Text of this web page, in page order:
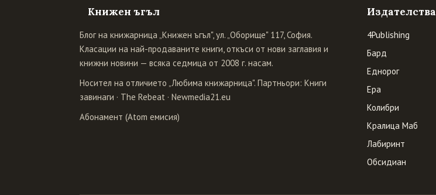
Книжен ъгъл
Блог на книжарница „Книжен ъгъл", ул. „Оборище" 117, София.
Класации на най-продаваните книги, откъси от нови заглавия и
книжни новини — всяка седмица от 2008 г. насам.
Носител на отличието „Любима книжарница". Партньори: Книги
завинаги · The Rebeat · Newmedia21.eu
Абонамент (Atom емисия)
Издателства
4Publishing
Бард
Еднорог
Ера
Колибри
Кралица Маб
Лабиринт
Обсидиан